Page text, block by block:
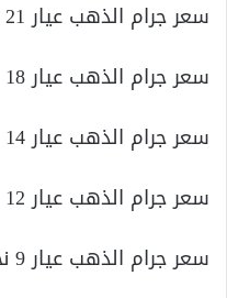
سعر جرام الذهب عيار 21 نحو 3150 جنيها.
سعر جرام الذهب عيار 18 نحو 2700 جنيها.
سعر جرام الذهب عيار 14 نحو 2100 جنيها.
سعر جرام الذهب عيار 12 نحو 1800 جنيها.
سعر جرام الذهب عيار 9 نحو 1350 جنيها.